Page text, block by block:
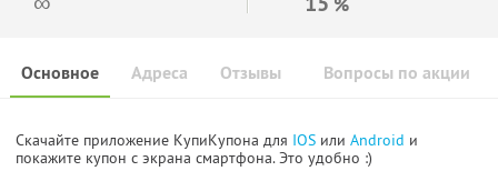
Основное Отзывы Вопросы по акции
Адреса
Скачайте приложение КупиКупона для IOS или Android и
покажите купон с экрана смартфона. Это удобно :)